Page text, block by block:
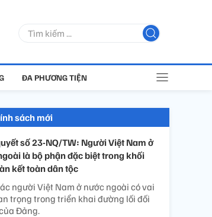
ĐA PHƯƠNG TIỆN
sách mới
số 23-NQ/TW: Người Việt Nam ở
là bộ phận đặc biệt trong khối
kết toàn dân tộc
người Việt Nam ở nước ngoài có vai
trọng trong triển khai đường lối đối
Đảng.